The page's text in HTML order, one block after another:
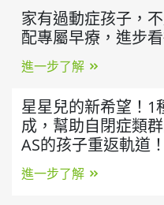
家有過動症孩子，
配專屬早療，進步看
進一步了解
星星兒的新希望！1
成，幫助自閉症類
AS的孩子重返軌道！
進一步了解